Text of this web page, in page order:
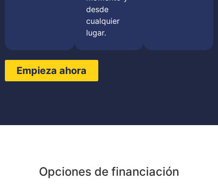
desde
cualquier
lugar.
Empieza ahora
Opciones de financiación